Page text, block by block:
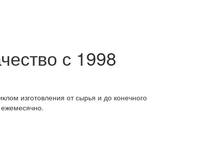
с 1998
изготовления от сырья и до конечного